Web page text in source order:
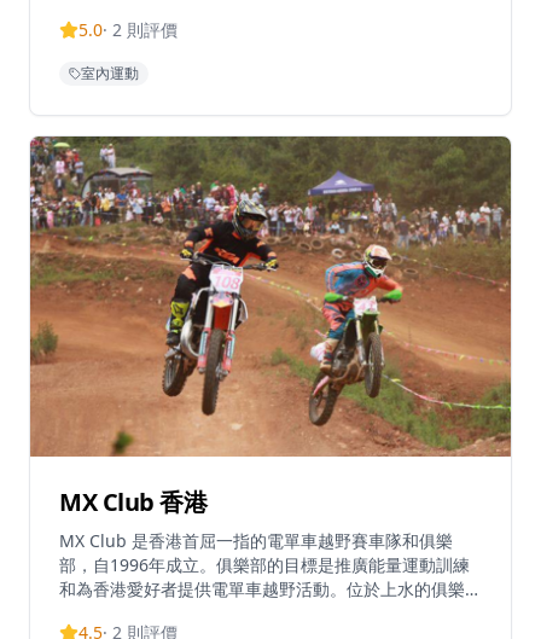
節收費450港元，並提供會員選項，包括零客人費用和優
便利，距離港大地鐵站C2出口僅一分鐘路程，方便本地
在動態和引人入勝的環境中用餐、飲酒和遊戲。
5.0· 2 則評價
室內運動
MX Club 香港
MX Club 是香港首屈一指的電單車越野賽車隊和俱樂
部，自1996年成立。俱樂部的目標是推廣能量運動訓練
和為香港愛好者提供電單車越野活動。位於上水的俱樂部
4.5· 2 則評價